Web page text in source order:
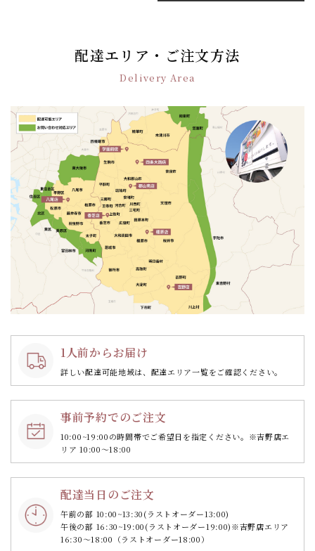
ン
配達エリア・ご注文方法
Delivery Area
1人前からお届け
詳しい配達可能地域は、配達エリア一覧をご確認ください。
事前予約でのご注文
10:00~19:00の時間帯でご希望日を指定ください。 ※吉野店エ
リア 10:00～18:00
配達当日のご注文
午前の部 10:00~13:30(ラストオーダー13:00)
午後の部 16:30~19:00(ラストオーダー19:00)※吉野店エリア
16:30～18:00（ラストオーダー18:00）